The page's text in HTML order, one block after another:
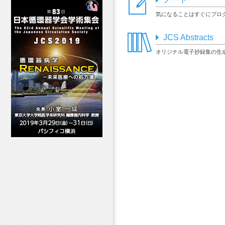
気になることはすぐにプロ
JCS Abstracts
オリジナル電子抄録集の生